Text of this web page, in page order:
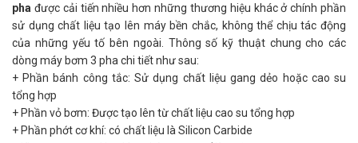
pha được cải tiến nhiều hơn những thương hiệu khác ở chính phần
sử dụng chất liệu tạo lên máy bền chắc, không thể chịu tác động
của những yếu tố bên ngoài. Thông số kỹ thuật chung cho các
dòng máy bơm 3 pha chi tiết như sau:
+ Phần bánh công tắc: Sử dụng chất liệu gang dẻo hoặc cao su
tổng hợp
+ Phần vỏ bơm: Được tạo lên từ chất liệu cao su tổng hợp
+ Phần phớt cơ khí: có chất liệu là Silicon Carbide